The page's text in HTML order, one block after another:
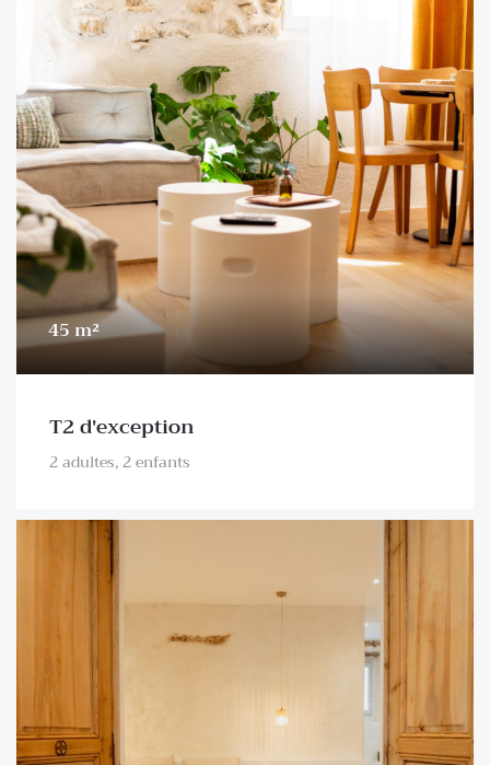
45 m²
T2 d'exception
2 adultes, 2 enfants